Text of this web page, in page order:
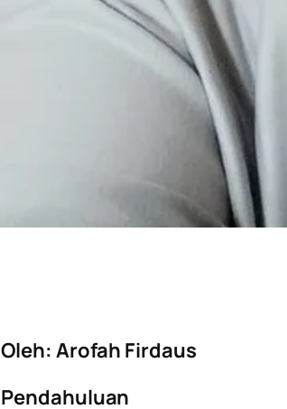
Oleh: Arofah Firdaus
Pendahuluan